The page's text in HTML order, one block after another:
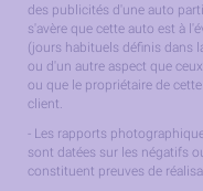
des publicités d'une auto
s'avère que cette auto est à
(jours habituels définis dans
ou d'un autre aspect que
ou que le propriétaire de
client.
- Les rapports
sont datées sur les négatifs
constituent preuves de